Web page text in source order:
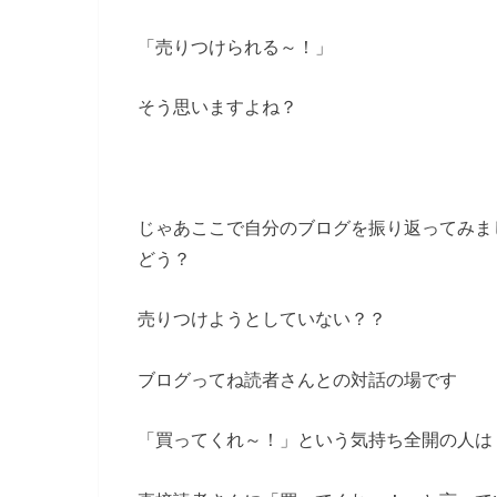
「売りつけられる～！」
そう思いますよね？
じゃあここで自分のブログを振り返ってみ
どう？
売りつけようとしていない？？
ブログってね読者さんとの対話の場です
「買ってくれ～！」という気持ち全開の人は